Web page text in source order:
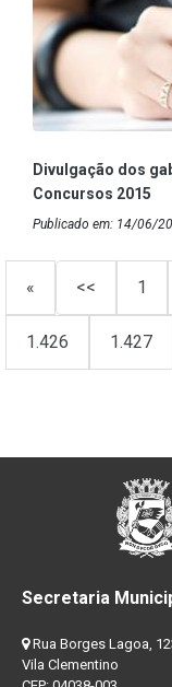
Divulgação dos
Concursos 2015
Publicado em: 14/06/
« << 1
1.426 1.427
Secretaria
Rua Borges Lagoa,
Vila Clementino